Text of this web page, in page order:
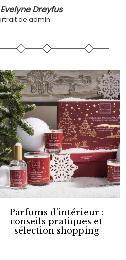
Evelyne Dreyfus
Parfums d'intérieur :
conseils pratiques et
sélection shopping